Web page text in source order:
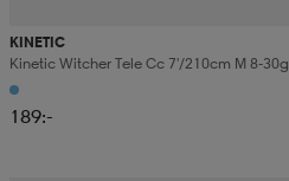
KINETIC
Kinetic Witcher Tele Cc 7'/210cm M 8-30g
189:-